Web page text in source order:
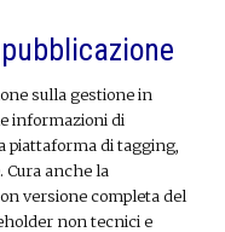
sulla gestione in
informazioni di
piattaforma di tagging,
Cura anche la
versione completa del
non tecnici e